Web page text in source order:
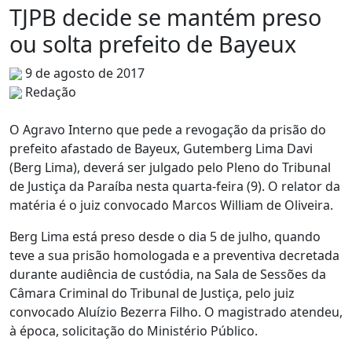
TJPB decide se mantém preso
ou solta prefeito de Bayeux
9 de agosto de 2017
Redação
O Agravo Interno que pede a revogação da prisão do
prefeito afastado de Bayeux, Gutemberg Lima Davi
(Berg Lima), deverá ser julgado pelo Pleno do Tribunal
de Justiça da Paraíba nesta quarta-feira (9). O relator da
matéria é o juiz convocado Marcos William de Oliveira.
Berg Lima está preso desde o dia 5 de julho, quando
teve a sua prisão homologada e a preventiva decretada
durante audiência de custódia, na Sala de Sessões da
Câmara Criminal do Tribunal de Justiça, pelo juiz
convocado Aluízio Bezerra Filho. O magistrado atendeu,
à época, solicitação do Ministério Público.